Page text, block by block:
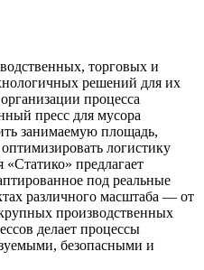
торговых и
решений для их
процесса
пресс для мусора
занимаемую площадь,
логистику
предлагает
под реальные
различного масштаба — от
производственных
делает процессы
безопасными и